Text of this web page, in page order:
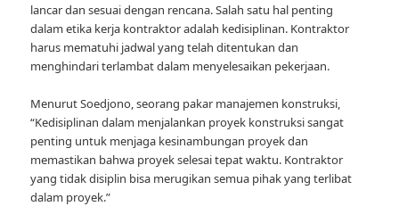
lancar dan sesuai dengan rencana. Salah satu hal penting
dalam etika kerja kontraktor adalah kedisiplinan. Kontraktor
harus mematuhi jadwal yang telah ditentukan dan
menghindari terlambat dalam menyelesaikan pekerjaan.
Menurut Soedjono, seorang pakar manajemen konstruksi,
“Kedisiplinan dalam menjalankan proyek konstruksi sangat
penting untuk menjaga kesinambungan proyek dan
memastikan bahwa proyek selesai tepat waktu. Kontraktor
yang tidak disiplin bisa merugikan semua pihak yang terlibat
dalam proyek.”